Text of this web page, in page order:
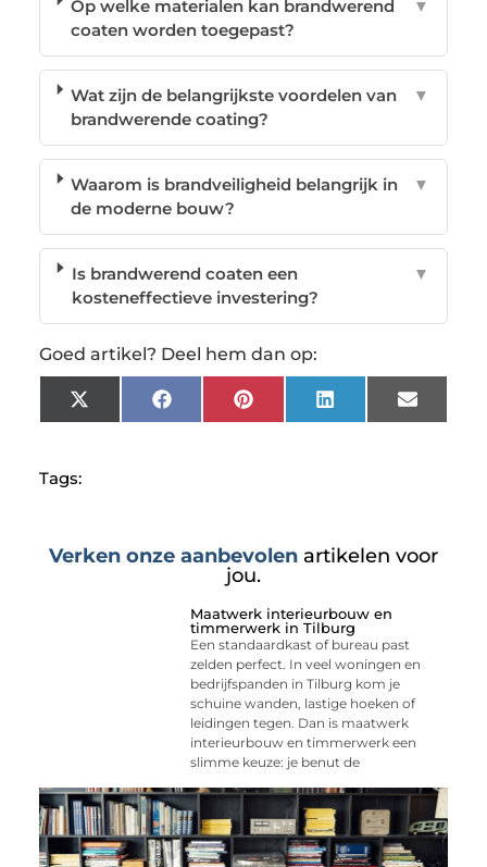
Op welke materialen kan brandwerend
coaten worden toegepast?
▼
Wat zijn de belangrijkste voordelen van
brandwerende coating?
▼
Waarom is brandveiligheid belangrijk in
de moderne bouw?
▼
Is brandwerend coaten een
kosteneffectieve investering?
▼
Goed artikel? Deel hem dan op:
X
(Twitter)
FacebookPinterest LinkedIn Email
Tags:
Verken onze aanbevolen artikelen voor
jou.
Maatwerk interieurbouw en
timmerwerk in Tilburg
Een standaardkast of bureau past
zelden perfect. In veel woningen en
bedrijfspanden in Tilburg kom je
schuine wanden, lastige hoeken of
leidingen tegen. Dan is maatwerk
interieurbouw en timmerwerk een
slimme keuze: je benut de